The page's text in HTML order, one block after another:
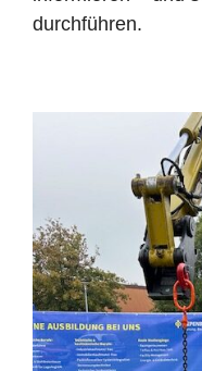
durchführen.